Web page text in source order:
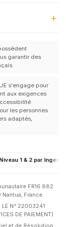
garantir des
s'engage pour
aux exigences
les personnes
adaptés,
1 & 2 par Ingenico
FR16 882
Nantua, France.
LE N° 22003241
DE PAIEMENT)